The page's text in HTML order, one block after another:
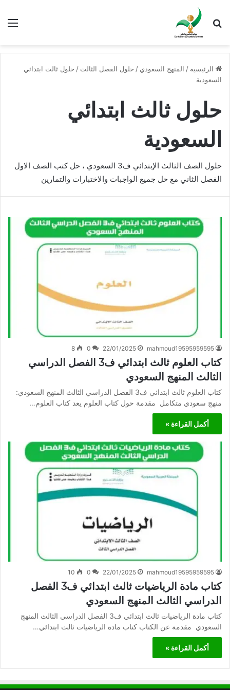
بحث عن
الرئيسية / المنهج السعودي / حلول الفصل الثالث / حلول ثالث ابتدائي
السعودية
حلول ثالث ابتدائي
السعودية
حلول الصف الثالث الإبتدائي ف3 السعودي ، حل كتب الصف الاول
الفصل الثاني مع حل جميع الواجبات والاختبارات والتمارين
mahmoud19595959595
22/01/2025
0
8
كتاب العلوم ثالث ابتدائي ف3 الفصل الدراسي
الثالث المنهج السعودي
كتاب العلوم ثالث ابتدائي ف3 الفصل الدراسي الثالث المنهج السعودي:
منهج سعودي متكامل مقدمة حول كتاب العلوم يعد كتاب العلوم…
أكمل القراءة »
mahmoud19595959595
22/01/2025
0
10
كتاب مادة الرياضيات ثالث ابتدائي ف3 الفصل
الدراسي الثالث المنهج السعودي
كتاب مادة الرياضيات ثالث ابتدائي ف3 الفصل الدراسي الثالث المنهج
السعودي مقدمة عن الكتاب كتاب مادة الرياضيات ثالث ابتدائي…
أكمل القراءة »